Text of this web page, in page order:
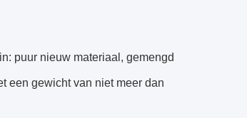
puur nieuw materiaal, gemengd
een gewicht van niet meer dan